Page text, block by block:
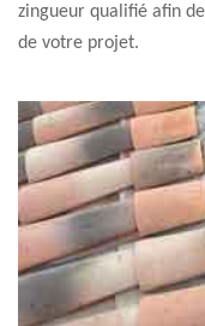
zingueur qualifié afin
de votre projet.